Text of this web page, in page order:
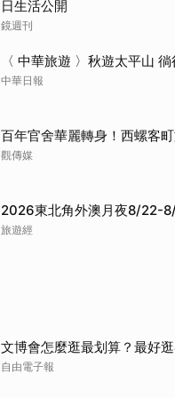
日生活公開
鏡週刊
〈 中華旅遊 〉秋遊太平山
中華日報
百年官舍華麗轉身！西螺客
觀傳媒
2026東北角外澳月夜8/22-
旅遊經
文博會怎麼逛最划算？最好
自由電子報